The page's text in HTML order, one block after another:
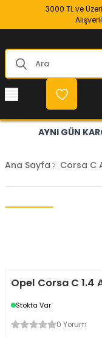
3000 TL ve
AYNI GÜN
Ana Sayfa Corsa C
Opel Corsa C 1.4
Stokta Var
0 Yorum